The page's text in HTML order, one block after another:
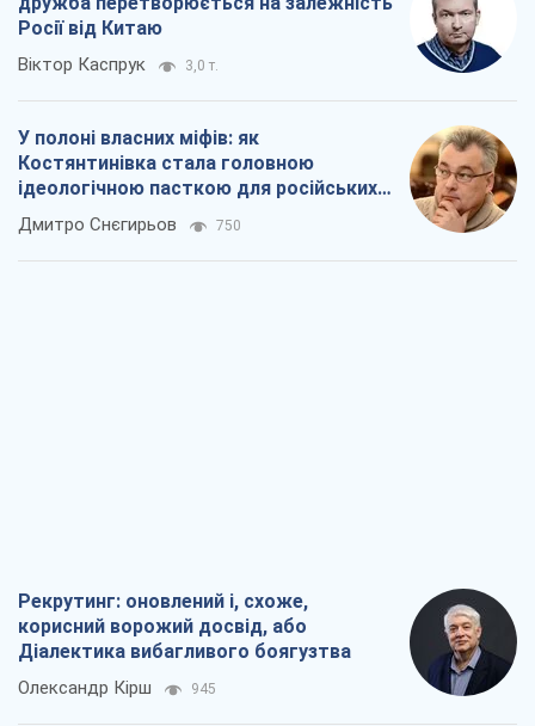
Росії від Китаю
Віктор Каспрук 3,0 т.
У полоні власних міфів: як
Костянтинівка стала головною
ідеологічною пасткою для російських
окупантів
Дмитро Снєгирьов 750
Рекрутинг: оновлений і, схоже,
корисний ворожий досвід, або
Діалектика вибагливого боягузтва
Олександр Кірш 945